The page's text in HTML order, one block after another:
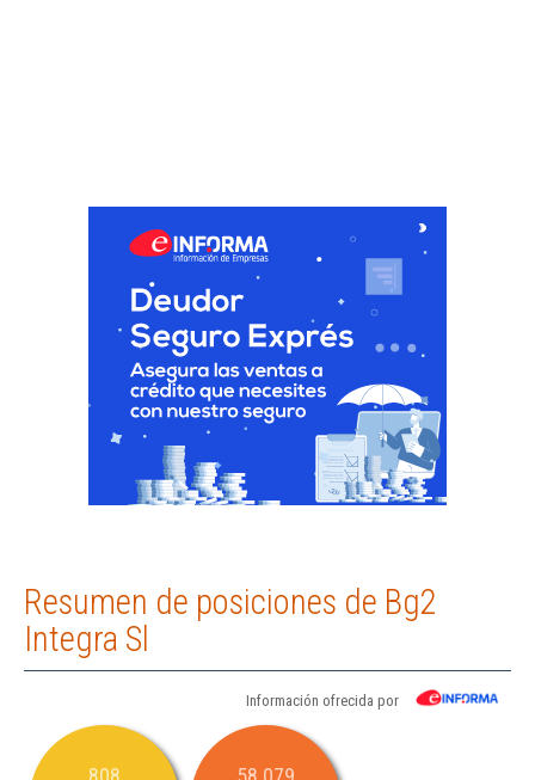
Resumen de posiciones de Bg2
Integra Sl
Información ofrecida por